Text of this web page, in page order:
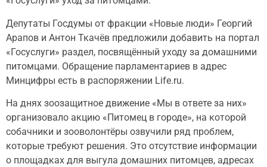
Депутаты Госдумы от фракции «Новые люди» Георгий
Арапов и Антон Ткачёв предложили добавить на портал
«Госуслуги» раздел, посвящённый уходу за домашними
питомцами. Обращение парламентариев в адрес
Минцифры есть в распоряжении Life.ru.
На днях зоозащитное движение «Мы в ответе за них»
организовало акцию «Питомец в городе», на которой
собачники и зооволонтёры озвучили ряд проблем,
которые требуют решения. Это отсутствие информации
о площадках для выгула домашних питомцев, адресах